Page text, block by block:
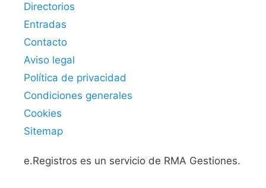
Directorios
Entradas
Contacto
Aviso legal
Política de privacidad
Condiciones generales
Cookies
Sitemap
e.Registros es un servicio de RMA Gestiones.